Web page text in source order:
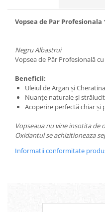
Aplicatoare si pensule machiaj
Igiena dentara
Pasta de dinti
Apa de gura
Ata dentara
Igiena intima
Geluri si deodorante igiena
Scutece adulti
Vopsea de Par
Negru Albastrui
Vopsea de Păr Profesională
Beneficii:
Uleiul de Argan şi
Nuanţe naturale şi
Acoperire perfectă chiar şi
Vopseaua nu vine insotita de
Oxidantul se achizitioneaza
Informatii conformitate